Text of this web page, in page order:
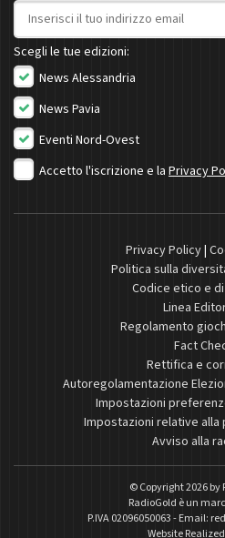
Indirizzo email
Scegli le tue edizioni:
News Alessandria
News Pavia
Eventi Nord-Ovest
Accetto l'iscrizione e la Privacy
Privacy Policy|
Politica sulla
Codice etico e
Linea
Regolamento
Fact
Rettifica e
Autoregolamentazione
Impostazioni
Impostazioni relative alla
Avviso alla
© Copyright 2026 by
RadioGold è un
P.IVA 02096050063 - Email:
Website